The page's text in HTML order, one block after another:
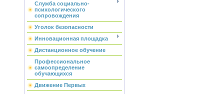
Служба социально-
психологического
сопровождения
Уголок безопасности
Инновационная площадка
Дистанционное обучение
Профессиональное
самоопределение
обучающихся
Движение Первых